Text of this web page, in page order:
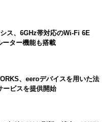
ス、6GHz帯対応のWi-Fi 6E
ター機能も搭載
、eeroデバイスを用いた法
ービスを提供開始